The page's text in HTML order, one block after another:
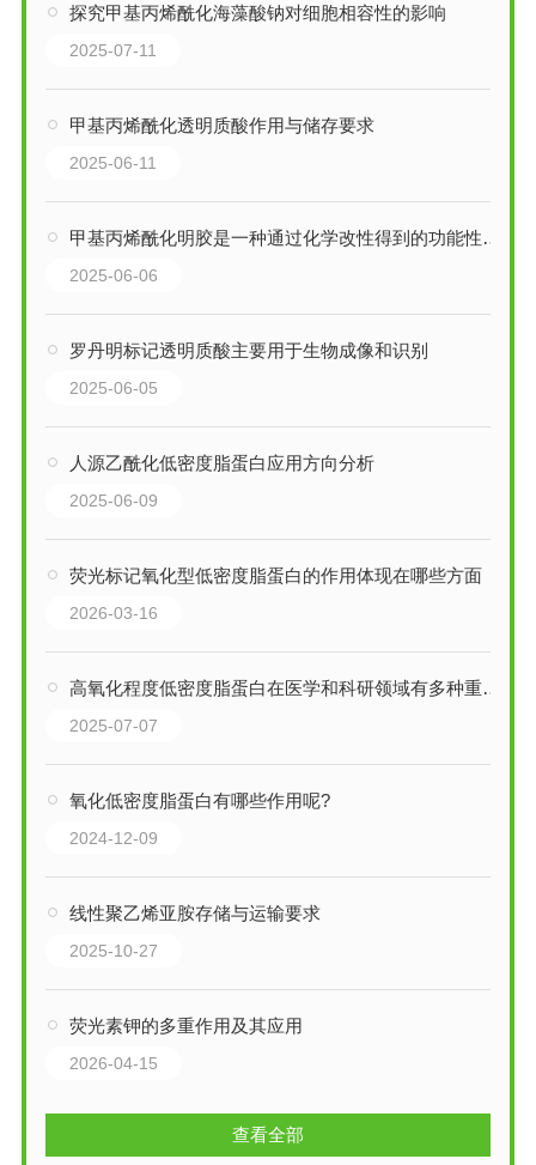
探究甲基丙烯酰化海藻酸钠对细胞相容性的影响
2025-07-11
甲基丙烯酰化透明质酸作用与储存要求
2025-06-11
甲基丙烯酰化明胶是一种通过化学改性得到的功能性生物材料
2025-06-06
罗丹明标记透明质酸主要用于生物成像和识别
2025-06-05
人源乙酰化低密度脂蛋白应用方向分析
2025-06-09
荧光标记氧化型低密度脂蛋白的作用体现在哪些方面
2026-03-16
高氧化程度低密度脂蛋白在医学和科研领域有多种重要应用
2025-07-07
氧化低密度脂蛋白有哪些作用呢?
2024-12-09
线性聚乙烯亚胺存储与运输要求
2025-10-27
荧光素钾的多重作用及其应用
2026-04-15
查看全部